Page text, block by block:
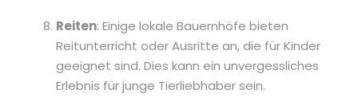
Reiten: Einige lokale Bauernhöfe bieten
Reitunterricht oder Ausritte an, die für Kinder
geeignet sind. Dies kann ein unvergessliches
Erlebnis für junge Tierliebhaber sein.